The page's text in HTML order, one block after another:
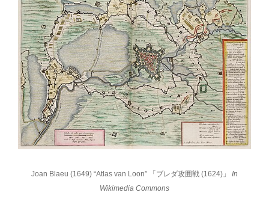
Joan Blaeu (1649) “Atlas van Loon” 「ブレダ攻囲戦 (1624)」
In
Wikimedia Commons